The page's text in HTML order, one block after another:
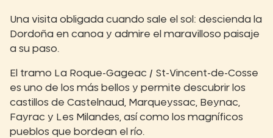
Una visita obligada cuando sale el sol: descienda la
Dordoña en canoa y admire el maravilloso paisaje
a su paso.
El tramo La Roque-Gageac / St-Vincent-de-Cosse
es uno de los más bellos y permite descubrir los
castillos de Castelnaud, Marqueyssac, Beynac,
Fayrac y Les Milandes, así como los magníficos
pueblos que bordean el río.